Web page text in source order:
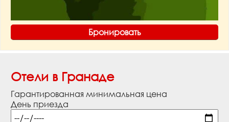
Бронировать
Отели в Гранаде
Гарантированная минимальная цена
День приезда